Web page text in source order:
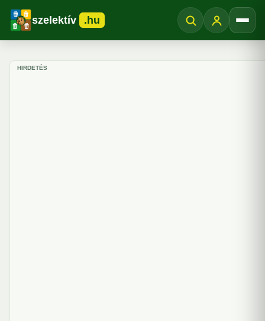
szelektív .hu
HIRDETÉS